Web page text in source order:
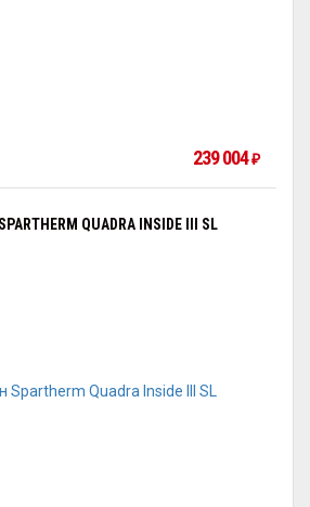
239 004 ₽
QUADRA INSIDE III SL